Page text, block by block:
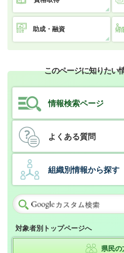
助成・融資
このページに知りたい
情報検索ページ
よくある質問
組織別情報から探す
対象者別トップページへ
県民の